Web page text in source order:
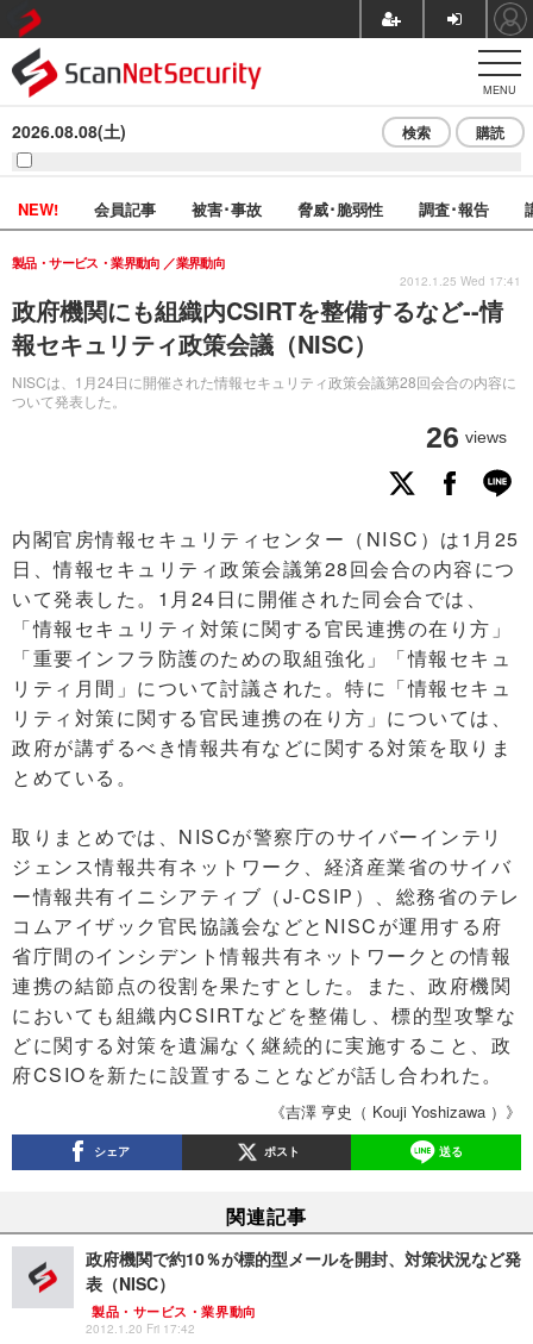
MENU
2026.08.08(土) 検索 購読
NEW! 会員記事 被害･事故 脅威･脆弱性 調査･報告
政府機関にも組織内CSIRTを整備するなど--情
報セキュリティ政策会議（NISC）
NISCは、1月24日に開催された情報セキュリティ政策会議第28回会合の内容に
ついて発表した。
製品・サービス・業界動向 業界動向
26 views
2012.1.25 Wed 17:41
内閣官房情報セキュリティセンター（NISC）は1月25
日、情報セキュリティ政策会議第28回会合の内容につ
いて発表した。1月24日に開催された同会合では、
「情報セキュリティ対策に関する官民連携の在り方」
「重要インフラ防護のための取組強化」「情報セキュ
リティ月間」について討議された。特に「情報セキュ
リティ対策に関する官民連携の在り方」については、
政府が講ずるべき情報共有などに関する対策を取りま
とめている。
取りまとめでは、NISCが警察庁のサイバーインテリ
ジェンス情報共有ネットワーク、経済産業省のサイバ
ー情報共有イニシアティブ（J-CSIP）、総務省のテレ
コムアイザック官民協議会などとNISCが運用する府
省庁間のインシデント情報共有ネットワークとの情報
連携の結節点の役割を果たすとした。また、政府機関
においても組織内CSIRTなどを整備し、標的型攻撃な
どに関する対策を遺漏なく継続的に実施すること、政
府CSIOを新たに設置することなどが話し合われた。
《吉澤 亨史（ Kouji Yoshizawa ）》
シェア ポスト 送る
関連記事
政府機関で約10％が標的型メールを開封、対策状況など発
表（NISC）
製品・サービス・業界動向
2012.1.20 Fri 17:42